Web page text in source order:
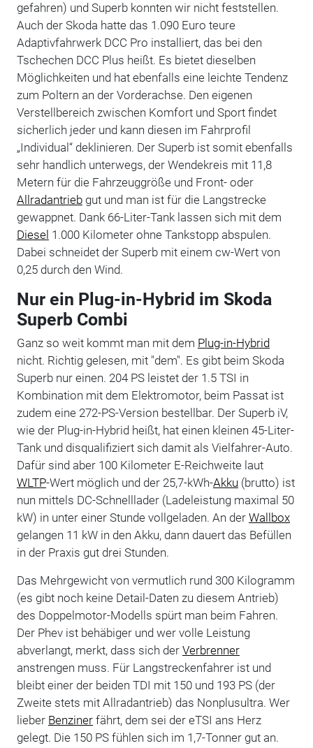
gefahren) und Superb konnten wir nicht feststellen.
Auch der Skoda hatte das 1.090 Euro teure
Adaptivfahrwerk DCC Pro installiert, das bei den
Tschechen DCC Plus heißt. Es bietet dieselben
Möglichkeiten und hat ebenfalls eine leichte Tendenz
zum Poltern an der Vorderachse. Den eigenen
Verstellbereich zwischen Komfort und Sport findet
sicherlich jeder und kann diesen im Fahrprofil
„Individual“ deklinieren. Der Superb ist somit ebenfalls
sehr handlich unterwegs, der Wendekreis mit 11,8
Metern für die Fahrzeuggröße und Front- oder
Allradantriebgut und man ist für die Langstrecke
gewappnet. Dank 66-Liter-Tank lassen sich mit dem
Diesel 1.000 Kilometer ohne Tankstopp abspulen.
Dabei schneidet der Superb mit einem cw-Wert von
0,25 durch den Wind.
Nur ein Plug-in-Hybrid im Skoda
Superb Combi
Ganz so weit kommt man mit dem Plug-in-Hybrid
nicht. Richtig gelesen, mit "dem". Es gibt beim Skoda
Superb nur einen. 204 PS leistet der 1.5 TSI in
Kombination mit dem Elektromotor, beim Passat ist
zudem eine 272-PS-Version bestellbar. Der Superb iV,
wie der Plug-in-Hybrid heißt, hat einen kleinen 45-Liter-
Tank und disqualifiziert sich damit als Vielfahrer-Auto.
Dafür sind aber 100 Kilometer E-Reichweite laut
WLTP-Wert möglich und der 25,7-kWh-Akku (brutto) ist
nun mittels DC-Schnelllader (Ladeleistung maximal 50
kW) in unter einer Stunde vollgeladen. An der Wallbox
gelangen 11 kW in den Akku, dann dauert das Befüllen
in der Praxis gut drei Stunden.
Das Mehrgewicht von vermutlich rund 300 Kilogramm
(es gibt noch keine Detail-Daten zu diesem Antrieb)
des Doppelmotor-Modells spürt man beim Fahren.
Der Phev ist behäbiger und wer volle Leistung
abverlangt, merkt, dass sich der Verbrenner
anstrengen muss. Für Langstreckenfahrer ist und
bleibt einer der beiden TDI mit 150 und 193 PS (der
Zweite stets mit Allradantrieb) das Nonplusultra. Wer
lieber Benzinerfährt, dem sei der eTSI ans Herz
gelegt. Die 150 PS fühlen sich im 1,7-Tonner gut an.